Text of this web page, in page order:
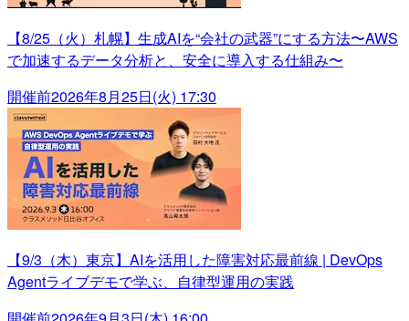
【8/25（火）札幌】生成AIを“会社の武器”にする方法〜AWS
で加速するデータ分析と、安全に導入する仕組み〜
開催前2026年8月25日(火) 17:30
【9/3（木）東京】AIを活用した障害対応最前線 | DevOps
Agentライブデモで学ぶ、自律型運用の実践